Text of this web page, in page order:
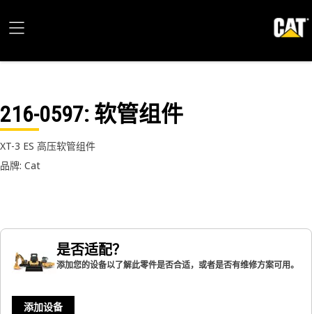
216-0597: 软管组件
XT-3 ES 高压软管组件
品牌: Cat
是否适配？
添加您的设备以了解此零件是否合适，或者是否有维修方案可用。
添加设备